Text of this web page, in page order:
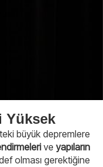
Yüksek
büyük depremlere
ve yapıların
olması gerektiğine